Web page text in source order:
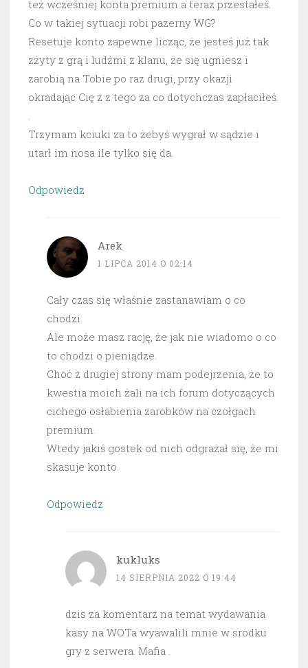
też wcześniej konta premium a teraz przestałeś.
Co w takiej sytuacji robi pazerny WG?
Resetuje konto zapewne licząc, że jesteś już tak
zżyty z grą i ludźmi z klanu, że się ugniesz i
zarobią na Tobie po raz drugi, przy okazji
okradając Cię z z tego za co dotychczas zapłaciłeś.
.
Trzymam kciuki za to żebyś wygrał w sądzie i
utarł im nosa ile tylko się da.
Odpowiedz
Arek
1 LIPCA 2014 O 02:14
Cały czas się właśnie zastanawiam o co
chodzi.
Ale może masz rację, że jak nie wiadomo o co
to chodzi o pieniądze.
Choć z drugiej strony mam podejrzenia, że to
kwestia moich żali na ich forum dotyczących
cichego osłabienia zarobków na czołgach
premium.
Wtedy jakiś gostek od nich odgrażał się, że mi
skasuje konto.
Odpowiedz
kukluks
14 SIERPNIA 2022 O 19:44
dzis za komentarz na temat wydawania
kasy na WOTa wyawalili mnie w srodku
gry z serwera. Mafia .